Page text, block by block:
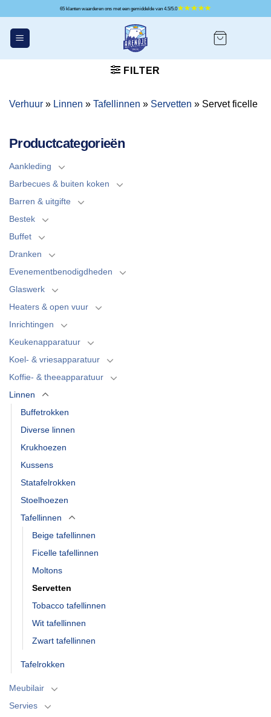
inhoud
65 klanten waarderen ons met een gemiddelde van 4.5/5.0
FILTER
Verhuur » Linnen » Tafellinnen » Servetten » Servet ficelle
Productcategorieën
Aankleding
Barbecues & buiten koken
Barren & uitgifte
Bestek
Buffet
Dranken
Evenementbenodigdheden
Glaswerk
Heaters & open vuur
Inrichtingen
Keukenapparatuur
Koel- & vriesapparatuur
Koffie- & theeapparatuur
Linnen
Buffetrokken
Diverse linnen
Krukhoezen
Kussens
Statafelrokken
Stoelhoezen
Tafellinnen
Beige tafellinnen
Ficelle tafellinnen
Moltons
Servetten
Tobacco tafellinnen
Wit tafellinnen
Zwart tafellinnen
Tafelrokken
Meubilair
Servies